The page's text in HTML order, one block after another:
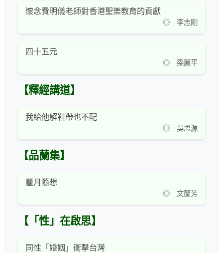
懷念費明儀老師對香港聖樂教育的貢獻
◎ 李志剛
四十五元
◎ 梁麗平
【釋經講道】
我給他解鞋帶也不配
◎ 吳思源
【品蘭集】
臘月隨想
◎ 文蘭芳
【「性」在啟思】
同性「婚姻」衝擊台灣